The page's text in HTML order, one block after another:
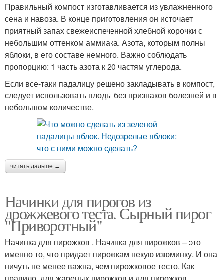
Правильный компост изготавливается из увлажненного
сена и навоза. В конце приготовления он источает
приятный запах свежеиспеченной хлебной корочки с
небольшим оттенком аммиака. Азота, которым полны
яблоки, в его составе немного. Важно соблюдать
пропорцию: 1 часть азота к 20 частям углерода.
Если все-таки падалицу решено закладывать в компост,
следует использовать плоды без признаков болезней и в
небольшом количестве.
читать дальше →
Начинки для пирогов из
дрожжевого теста. Сырный пирог
"Приворотный"
Начинка для пирожков . Начинка для пирожков – это
именно то, что придает пирожкам некую изюминку. И она
ничуть не менее важна, чем пирожковое тесто. Как